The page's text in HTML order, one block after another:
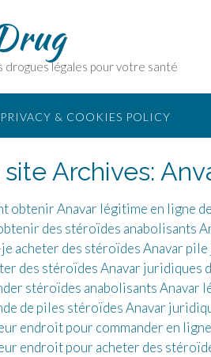
drogues légales pour votre santé
PRIVACY & COOKIES POLICY
Archives:
obtenir Anavar légitime en ligne
des stéroïdes anabolisants
acheter des stéroïdes Anavar
des stéroïdes Anavar juridiques
stéroïdes anabolisants Anavar
de piles stéroïdes Anavar
endroit pour commander en
endroit pour acheter des